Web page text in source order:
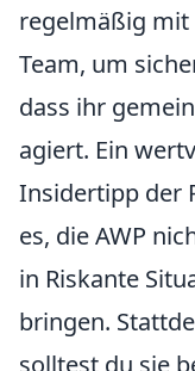
regelmäßig mit
Team, um
dass ihr
agiert. Ein
Insidertipp der
es, die AWP
in Riskante
bringen.
solltest du sie